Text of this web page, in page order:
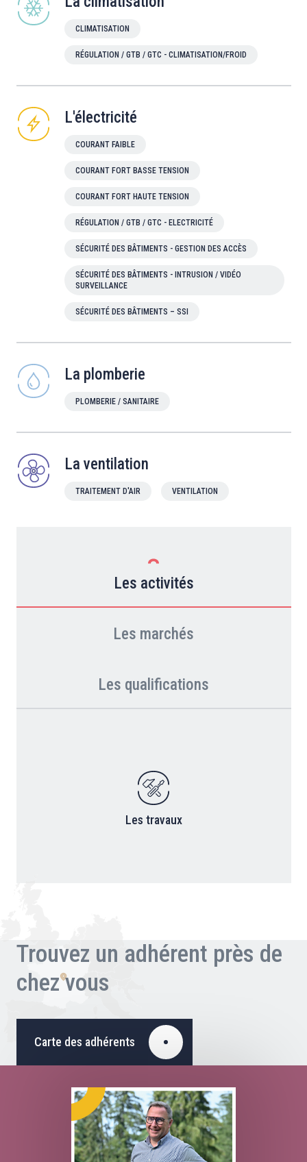
CLIMATISATION
RÉGULATION / GTB / GTC - CLIMATISATION/FROID
L'électricité
COURANT FAIBLE
COURANT FORT BASSE TENSION
COURANT FORT HAUTE TENSION
RÉGULATION / GTB / GTC - ELECTRICITÉ
SÉCURITÉ DES BÂTIMENTS - GESTION DES ACCÈS
SÉCURITÉ DES BÂTIMENTS - INTRUSION / VIDÉO
SURVEILLANCE
SÉCURITÉ DES BÂTIMENTS – SSI
La plomberie
PLOMBERIE / SANITAIRE
La ventilation
TRAITEMENT D'AIR VENTILATION
Les activités
Les marchés
Les qualifications
Les travaux
Trouvez un adhérent près de
chez vous
Carte des adhérents